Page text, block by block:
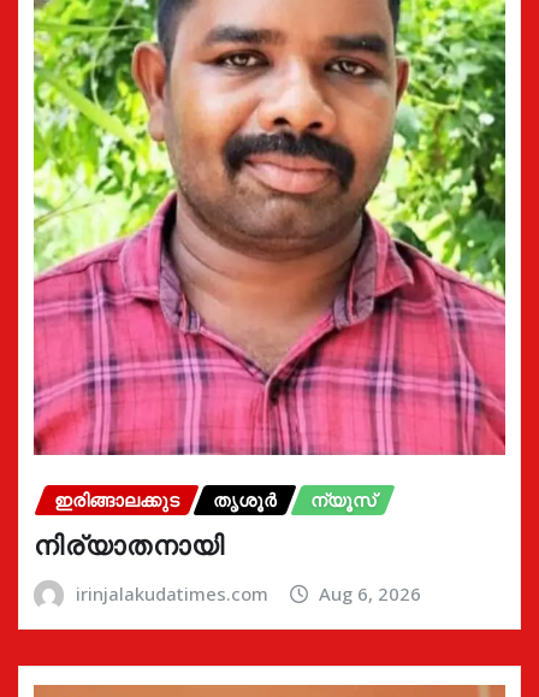
ഇരിങ്ങാലക്കുട തൃശൂർ ന്യൂസ്
നിര്യാതനായി
irinjalakudatimes.com Aug 6, 2026